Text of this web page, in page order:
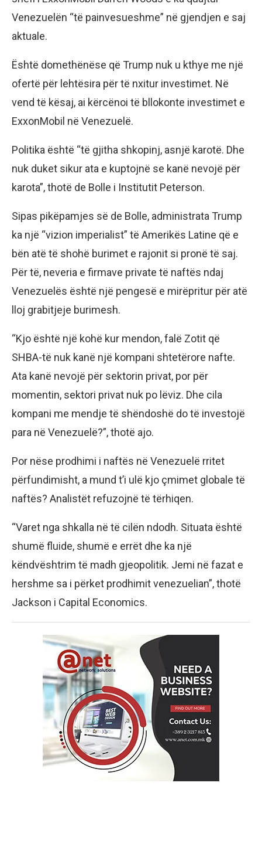
Venezuelën “të painvesueshme” në gjendjen e saj
aktuale.
Është domethënëse që Trump nuk u kthye me një
ofertë për lehtësira për të nxitur investimet. Në
vend të kësaj, ai kërcënoi të bllokonte investimet e
ExxonMobil në Venezuelë.
Politika është “të gjitha shkopinj, asnjë karotë. Dhe
nuk duket sikur ata e kuptojnë se kanë nevojë për
karota”, thotë de Bolle i Institutit Peterson.
Sipas pikëpamjes së de Bolle, administrata Trump
ka një “vizion imperialist” të Amerikës Latine që e
bën atë të shohë burimet e rajonit si pronë të saj.
Për të, neveria e firmave private të naftës ndaj
Venezuelës është një pengesë e mirëpritur për atë
lloj grabitjeje burimesh.
“Kjo është një kohë kur mendon, falë Zotit që
SHBA-të nuk kanë një kompani shtetërore nafte.
Ata kanë nevojë për sektorin privat, por për
momentin, sektori privat nuk po lëviz. Dhe cila
kompani me mendje të shëndoshë do të investojë
para në Venezuelë?”, thotë ajo.
Por nëse prodhimi i naftës në Venezuelë rritet
përfundimisht, a mund t’i ulë kjo çmimet globale të
naftës? Analistët refuzojnë të tërhiqen.
“Varet nga shkalla në të cilën ndodh. Situata është
shumë fluide, shumë e errët dhe ka një
këndvështrim të madh gjeopolitik. Jemi në fazat e
hershme sa i përket prodhimit venezuelian”, thotë
Jackson i Capital Economics.